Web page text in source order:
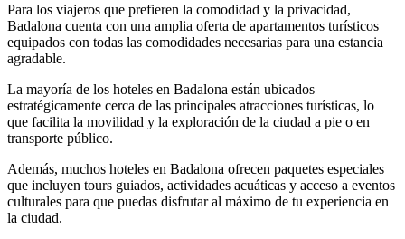
Para los viajeros que prefieren la comodidad y la privacidad,
Badalona cuenta con una amplia oferta de apartamentos turísticos
equipados con todas las comodidades necesarias para una estancia
agradable.
La mayoría de los hoteles en Badalona están ubicados
estratégicamente cerca de las principales atracciones turísticas, lo
que facilita la movilidad y la exploración de la ciudad a pie o en
transporte público.
Además, muchos hoteles en Badalona ofrecen paquetes especiales
que incluyen tours guiados, actividades acuáticas y acceso a eventos
culturales para que puedas disfrutar al máximo de tu experiencia en
la ciudad.